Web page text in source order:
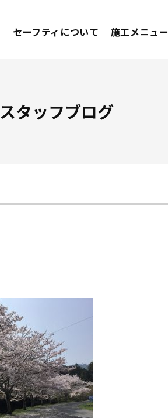
セーフティについて 施工メニュー
スタッフブログ